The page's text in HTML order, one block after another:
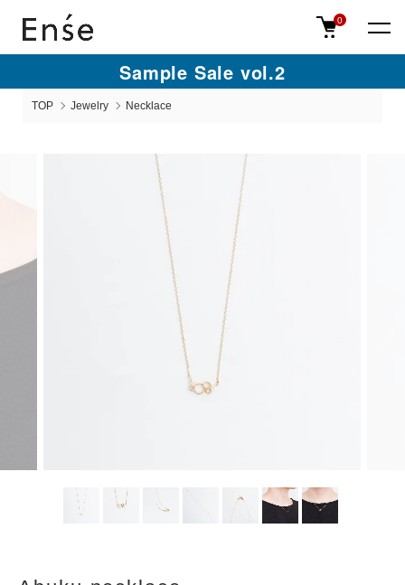
Sample Sale vol.2
0
TOP Jewelry Necklace